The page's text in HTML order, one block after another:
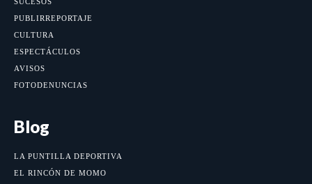
PUBLIRREPORTAJE
CULTURA
ESPECTÁCULOS
AVISOS
FOTODENUNCIAS
Blog
LA PUNTILLA DEPORTIVA
EL RINCÓN DE MOMO